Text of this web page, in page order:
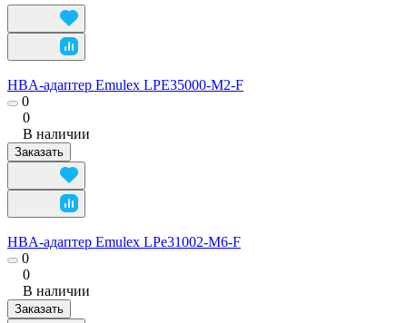
HBA-адаптер Emulex LPE35000-M2-F
0
0
В наличии
Заказать
HBA-адаптер Emulex LPe31002-M6-F
0
0
В наличии
Заказать